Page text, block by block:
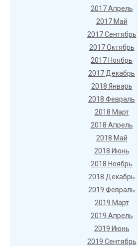
2017 Апрель
2017 Май
2017 Сентябрь
2017 Октябрь
2017 Ноябрь
2017 Декабрь
2018 Январь
2018 Февраль
2018 Март
2018 Апрель
2018 Май
2018 Июнь
2018 Ноябрь
2018 Декабрь
2019 Февраль
2019 Март
2019 Апрель
2019 Июнь
2019 Сентябрь